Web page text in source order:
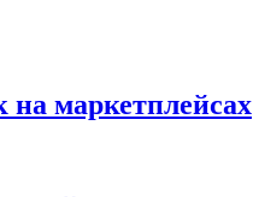
на маркетплейсах